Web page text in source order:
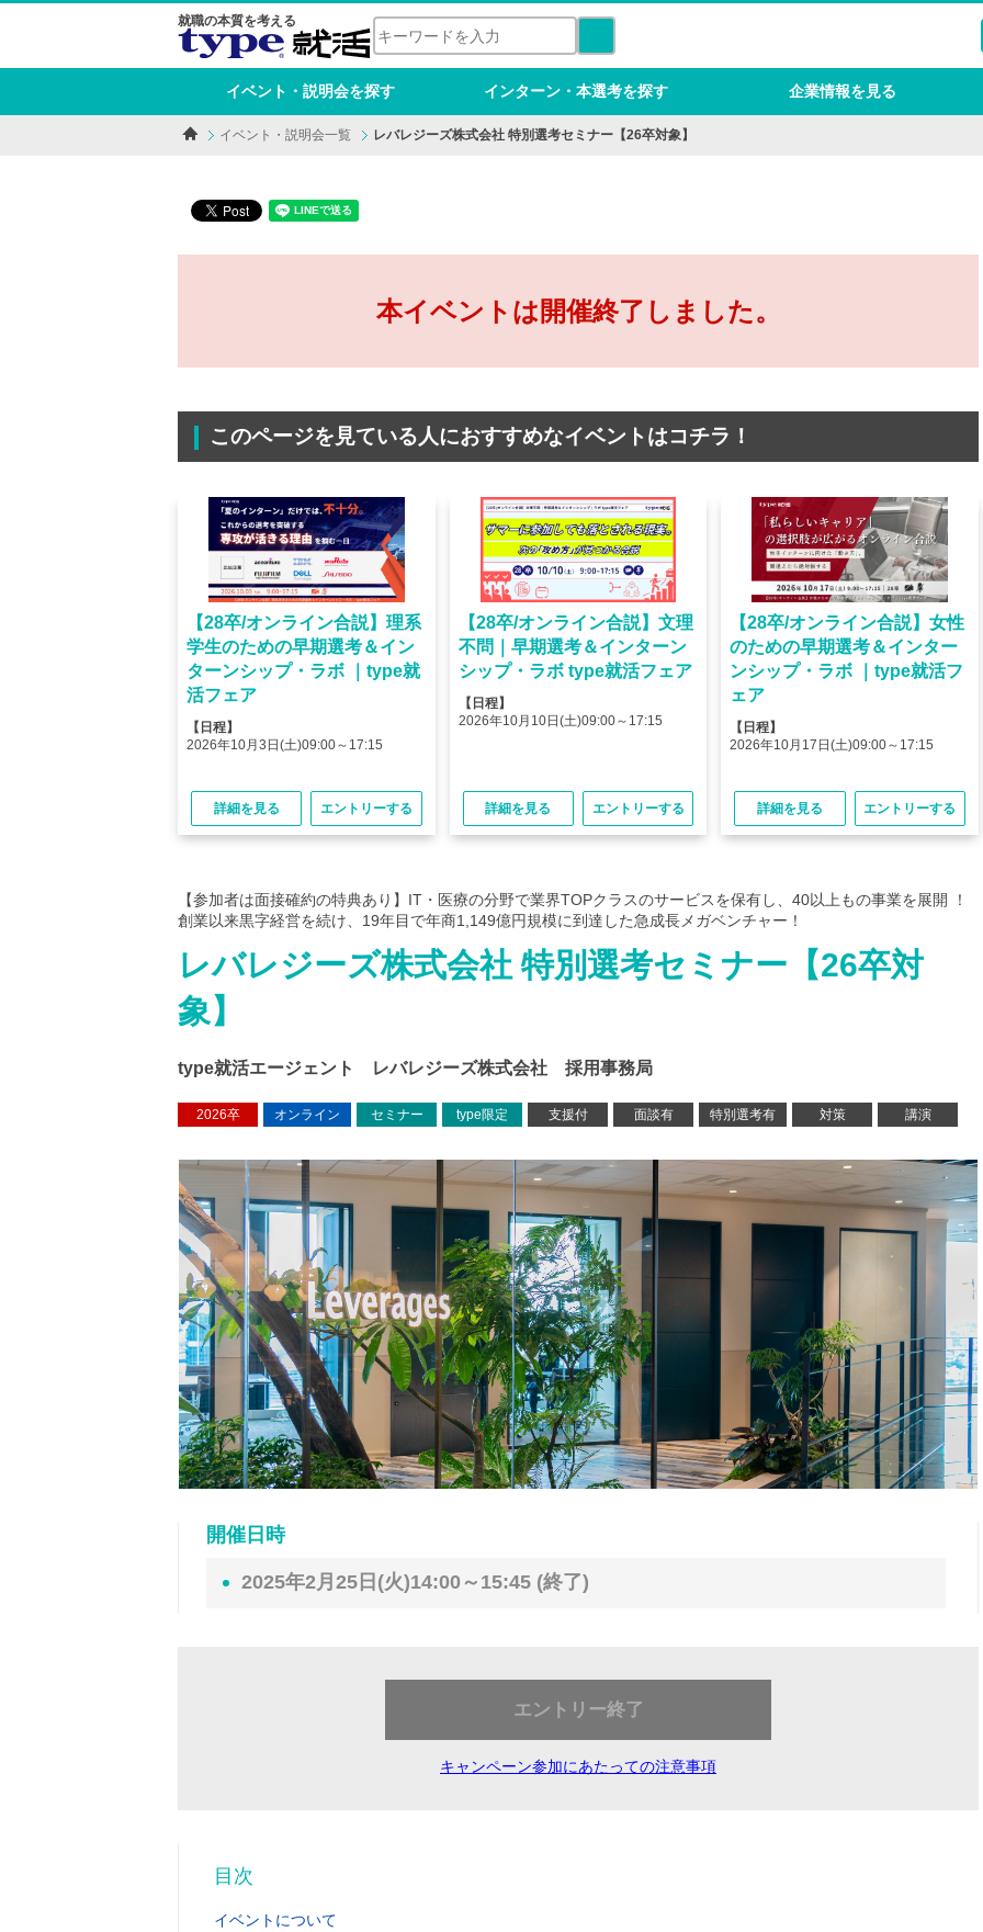
就職の本質を考える
イベント・説明会を探す インターン・本選考を探す 企業情報を見る
イベント・説明会一覧 レバレジーズ株式会社 特別選考セミナー【26卒対象】
本イベントは開催終了しました。
このページを見ている人におすすめなイベントはコチラ！
【28卒/オンライン合説】理系
学生のための早期選考＆イン
ターンシップ・ラボ ｜type就
活フェア
【日程】
2026年10月3日(土)09:00～17:15
詳細を見る エントリーする
【28卒/オンライン合説】文理
不問｜早期選考＆インターン
シップ・ラボ type就活フェア
【日程】
2026年10月10日(土)09:00～17:15
詳細を見る エントリーする
【28卒/オンライン合説】女性
のための早期選考＆インター
ンシップ・ラボ ｜type就活フ
ェア
【日程】
2026年10月17日(土)09:00～17:15
詳細を見る エントリーする
【参加者は面接確約の特典あり】IT・医療の分野で業界TOPクラスのサービスを保有し、40以上もの事業を展開 ！
創業以来黒字経営を続け、19年目で年商1,149億円規模に到達した急成長メガベンチャー！
レバレジーズ株式会社 特別選考セミナー【26卒対
象】
type就活エージェント レバレジーズ株式会社 採用事務局
2026卒 オンライン セミナー type限定 支援付 面談有 特別選考有 対策 講演
開催日時
2025年2月25日(火)14:00～15:45 (終了)
エントリー終了
キャンペーン参加にあたっての注意事項
目次
イベントについて